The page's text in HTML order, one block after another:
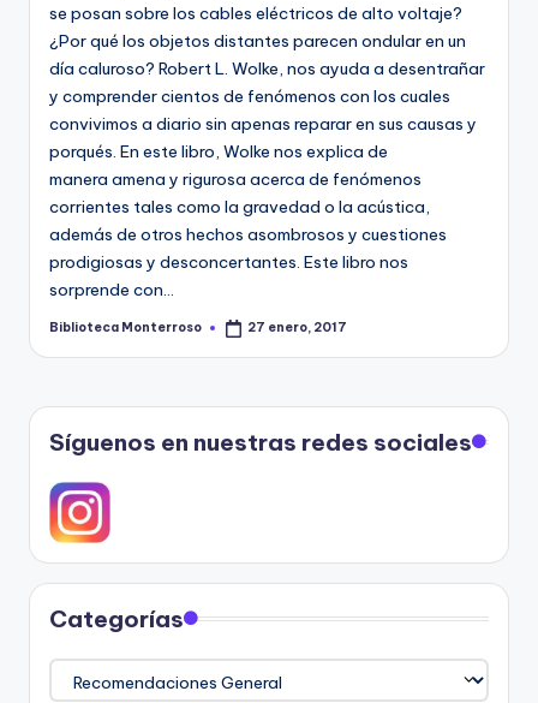
se posan sobre los cables eléctricos de alto voltaje?
¿Por qué los objetos distantes parecen ondular en un
día caluroso? Robert L. Wolke, nos ayuda a desentrañar
y comprender cientos de fenómenos con los cuales
convivimos a diario sin apenas reparar en sus causas y
porqués. En este libro, Wolke nos explica de
manera amena y rigurosa acerca de fenómenos
corrientes tales como la gravedad o la acústica,
además de otros hechos asombrosos y cuestiones
prodigiosas y desconcertantes. Este libro nos
sorprende con…
Publicado
Biblioteca Monterroso 27 enero, 2017
Síguenos en nuestras redes sociales
Categorías
Categorías